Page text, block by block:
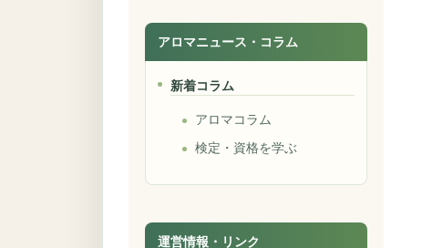
アロマニュース・コラム
新着コラム
アロマコラム
検定・資格を学ぶ
運営情報・リンク